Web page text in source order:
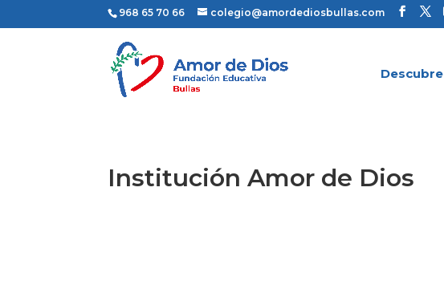
968 65 70 66 colegio@amordediosbullas.com
Descubre
Institución Amor de Dios